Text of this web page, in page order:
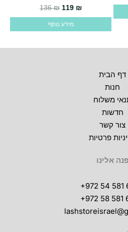
136₪ 119 ₪
מידע נוסף
דף הבית
חנות
משלוח
חדשות
צור קשר
פרטיות
פנה אלינו
+972 54 581
+972 58 581